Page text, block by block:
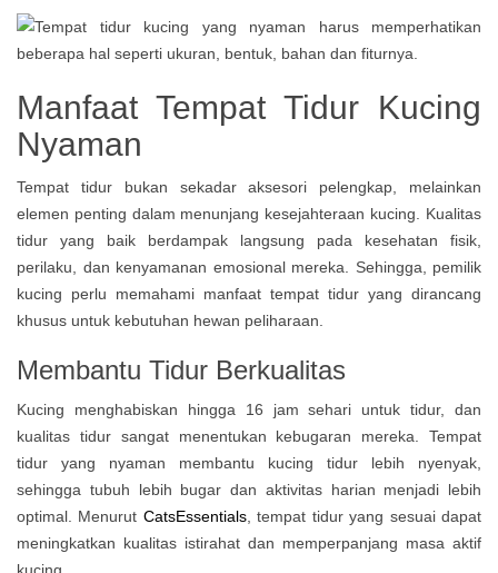
Manfaat Tempat Tidur Kucing
Nyaman
Tempat tidur bukan sekadar aksesori pelengkap, melainkan
elemen penting dalam menunjang kesejahteraan kucing. Kualitas
tidur yang baik berdampak langsung pada kesehatan fisik,
perilaku, dan kenyamanan emosional mereka. Sehingga, pemilik
kucing perlu memahami manfaat tempat tidur yang dirancang
khusus untuk kebutuhan hewan peliharaan.
Membantu Tidur Berkualitas
Kucing menghabiskan hingga 16 jam sehari untuk tidur, dan
kualitas tidur sangat menentukan kebugaran mereka. Tempat
tidur yang nyaman membantu kucing tidur lebih nyenyak,
sehingga tubuh lebih bugar dan aktivitas harian menjadi lebih
optimal. Menurut CatsEssentials, tempat tidur yang sesuai dapat
meningkatkan kualitas istirahat dan memperpanjang masa aktif